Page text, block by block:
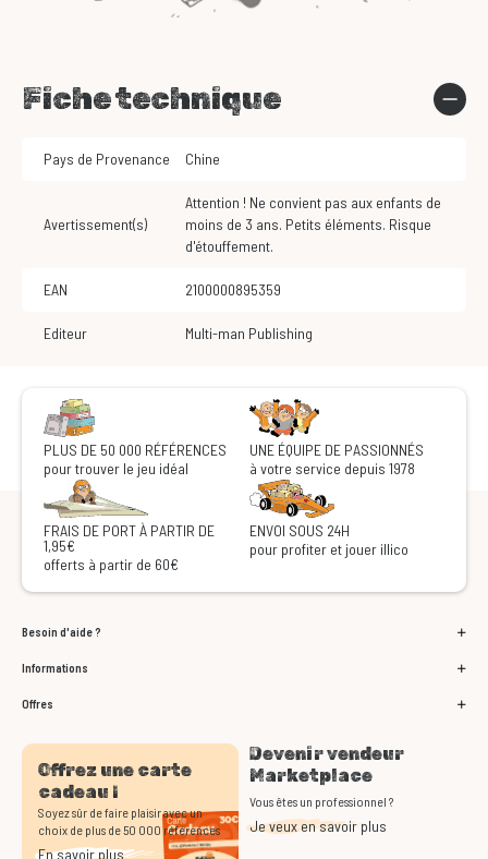
Fiche technique
Pays de Provenance Chine
Avertissement(s)
Attention ! Ne convient pas aux enfants de
moins de 3 ans. Petits éléments. Risque
d'étouffement.
EAN 2100000895359
Editeur Multi-man Publishing
PLUS DE 50 000 RÉFÉRENCES
pour trouver le jeu idéal
UNE ÉQUIPE DE PASSIONNÉS
à votre service depuis 1978
FRAIS DE PORT À PARTIR DE
1,95€
offerts à partir de 60€
ENVOI SOUS 24H
pour profiter et jouer illico
Besoin d'aide ?
Informations
Offres
Offrez une carte
cadeau !
Soyez sûr de faire plaisir avec un
choix de plus de 50 000 références
En savoir plus
Devenir vendeur
Marketplace
Vous êtes un professionnel ?
Je veux en savoir plus